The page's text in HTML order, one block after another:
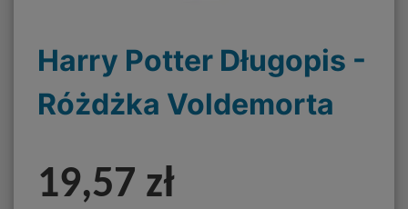
Harry Potter Długopis -
Różdżka Voldemorta
19,57 zł